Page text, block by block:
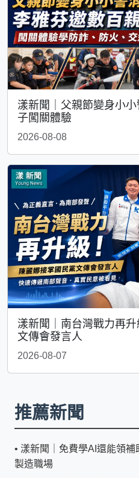
漾新聞｜父親節變身小
子闖關體驗
2026-08-08
漾新聞｜南台灣戰力再
文傳會發言人
2026-08-07
推薦新聞
• 漾新聞｜免費學AI還能領
製造職場